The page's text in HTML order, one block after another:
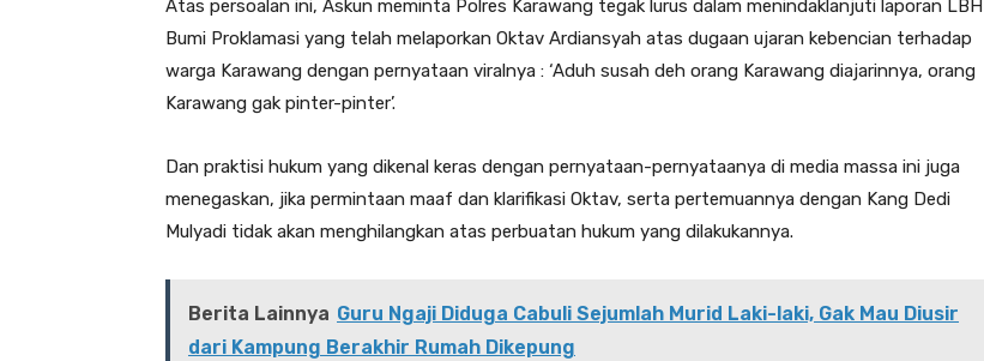
Atas persoalan ini, Askun meminta Polres Karawang tegak lurus dalam menindaklanjuti laporan LBH
Bumi Proklamasi yang telah melaporkan Oktav Ardiansyah atas dugaan ujaran kebencian terhadap
warga Karawang dengan pernyataan viralnya : ‘Aduh susah deh orang Karawang diajarinnya, orang
Karawang gak pinter-pinter’.
Dan praktisi hukum yang dikenal keras dengan pernyataan-pernyataanya di media massa ini juga
menegaskan, jika permintaan maaf dan klarifikasi Oktav, serta pertemuannya dengan Kang Dedi
Mulyadi tidak akan menghilangkan atas perbuatan hukum yang dilakukannya.
Berita Lainnya Guru Ngaji Diduga Cabuli Sejumlah Murid Laki-laki, Gak Mau Diusir
dari Kampung Berakhir Rumah Dikepung